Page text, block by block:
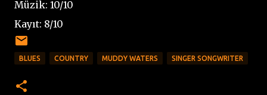
Müzik: 10/10
Kayıt: 8/10
BLUES COUNTRY MUDDY WATERS SINGER SONGWRITER